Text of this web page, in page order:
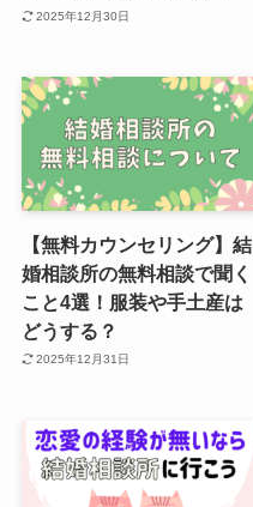
2025年12月30日
【無料カウンセリング】結
婚相談所の無料相談で聞く
こと4選！服装や手土産は
どうする？
2025年12月31日